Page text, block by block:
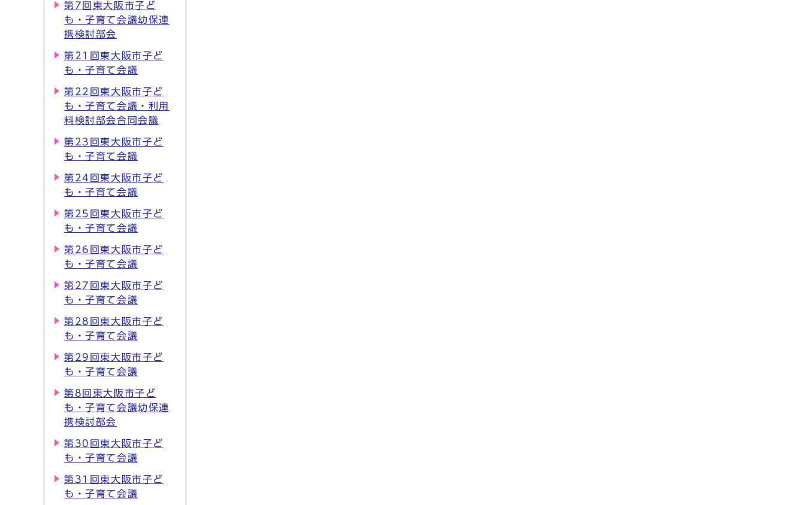
第7回東大阪市子ど
も・子育て会議幼保連
携検討部会
第21回東大阪市子ど
も・子育て会議
第22回東大阪市子ど
も・子育て会議・利用
料検討部会合同会議
第23回東大阪市子ど
も・子育て会議
第24回東大阪市子ど
も・子育て会議
第25回東大阪市子ど
も・子育て会議
第26回東大阪市子ど
も・子育て会議
第27回東大阪市子ど
も・子育て会議
第28回東大阪市子ど
も・子育て会議
第29回東大阪市子ど
も・子育て会議
第8回東大阪市子ど
も・子育て会議幼保連
携検討部会
第30回東大阪市子ど
も・子育て会議
第31回東大阪市子ど
も・子育て会議